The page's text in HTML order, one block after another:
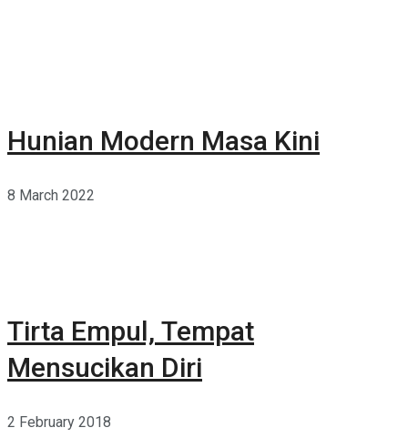
Hunian Modern Masa Kini
8 March 2022
Tirta Empul, Tempat
Mensucikan Diri
2 February 2018